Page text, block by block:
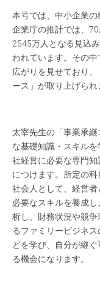
本号では、中小企業
企業庁の推計では、
2545万人となる見込
われています。その
広がりを見せており
ース」が取り上げられ
太宰先生の「事業承
な基礎知識・スキル
社経営に必要な専門
につけます。所定の科
社会人として、経営
必要なスキルを養成
析し、財務状況や競
るファミリービジネ
どを学び、自分が継
る機会になります。